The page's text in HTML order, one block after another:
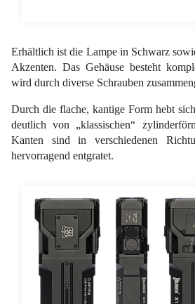
Erhältlich ist die Lampe in Schwarz
Akzenten. Das Gehäuse besteht
wird durch diverse Schrauben
Durch die flache, kantige Form hebt
deutlich von „klassischen“
Kanten sind in verschiedenen
hervorragend entgratet.